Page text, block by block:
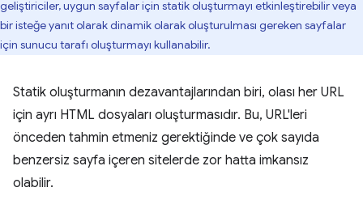
geliştiriciler, uygun sayfalar için statik oluşturmayı etkinleştirebilir veya
bir isteğe yanıt olarak dinamik olarak oluşturulması gereken sayfalar
için sunucu tarafı oluşturmayı kullanabilir.
Statik oluşturmanın dezavantajlarından biri, olası her URL
için ayrı HTML dosyaları oluşturmasıdır. Bu, URL'leri
önceden tahmin etmeniz gerektiğinde ve çok sayıda
benzersiz sayfa içeren sitelerde zor hatta imkansız
olabilir.